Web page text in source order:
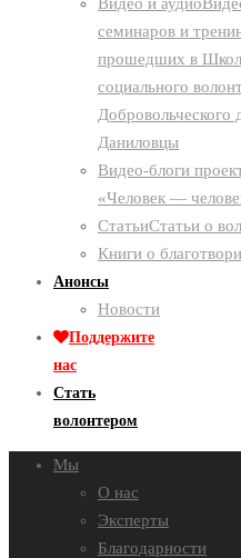
семинаров и
прошедших в
социального
Добровольческого
Даниловцы
Видео-блоги
«Человек —
СтатьиСтатьи о
Книги о
Анонсы
Новости
Поддержите
нас
Стать
волонтером
Мы
О нас
Эксперты
Благодарности